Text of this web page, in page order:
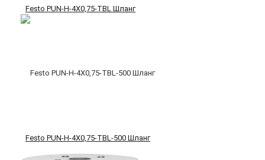
Festo PUN-H-4X0,75-TBL Шланг
Festo PUN-H-4X0,75-TBL-500 Шланг